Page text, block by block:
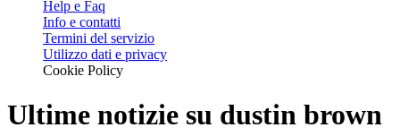
Help e Faq
Info e contatti
Termini del servizio
Utilizzo dati e privacy
Cookie Policy
Ultime notizie su dustin brown